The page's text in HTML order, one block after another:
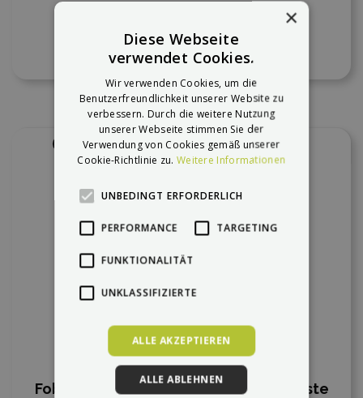
In den Vergleich
Fobos Model X flexible LED Leuchtleiste
×
Diese Webseite
verwendet Cookies.
Wir verwenden Cookies, um die
Benutzerfreundlichkeit unserer Website zu
verbessern. Durch die weitere Nutzung
unserer Webseite stimmen Sie der
Verwendung von Cookies gemäß unserer
Cookie-Richtlinie zu.Weitere Informationen
UNBEDINGT ERFORDERLICH
PERFORMANCE TARGETING
FUNKTIONALITÄT
UNKLASSIFIZIERTE
ALLE AKZEPTIEREN
ALLE ABLEHNEN